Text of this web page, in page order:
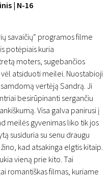
| N-16
savaičių“ programos filme
potėpiais kuria
moters, sugebančios
atsiduoti meilei. Nuostabioji
vertėją Sandrą. Ji
besirūpinanti sergančiu
Visa galva panirusi į
meilės gyvenimas liko tik jos
susiduria su senu draugu
kad atsakinga elgtis kitaip.
vieną prie kito. Tai
romantiškas filmas, kuriame